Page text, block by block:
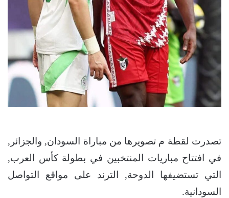
تصدرت لقطة م تصويرها من مباراة السودان, والجزائر,
في افتتاح مباريات المنتخبين في بطولة كأس العرب,
التي تستضيفها الدوحة, الترند على مواقع التواصل
السودانية.